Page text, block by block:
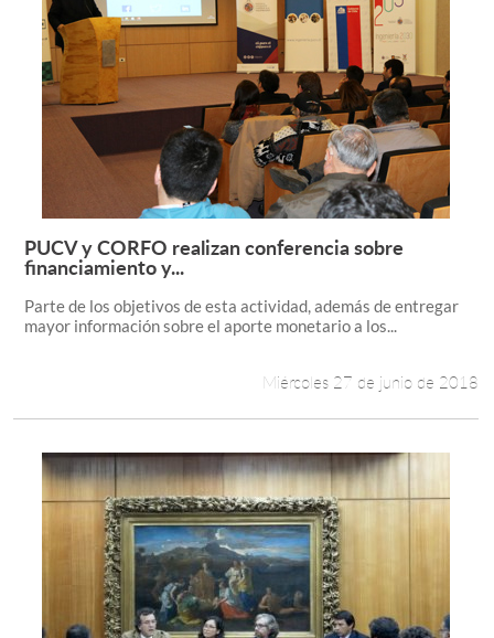
Leer más +
PUCV y CORFO realizan conferencia sobre
financiamiento y...
Parte de los objetivos de esta actividad, además de entregar
mayor información sobre el aporte monetario a los...
Miércoles 27 de junio de 2018